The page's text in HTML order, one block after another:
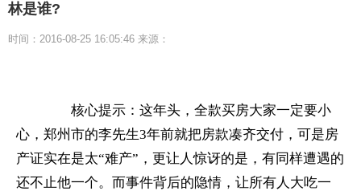
林是谁?
时间：2016-08-25 16:05:46 来源：
核心提示：这年头，全款买房大家一定要小
心，郑州市的李先生3年前就把房款凑齐交付，可是房
产证实在是太“难产”，更让人惊讶的是，有同样遭遇的
还不止他一个。而事件背后的隐情，让所有人大吃一